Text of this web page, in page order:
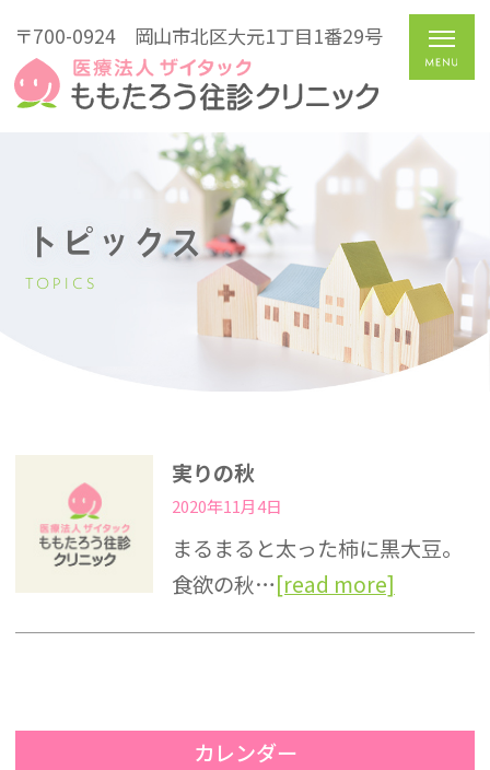
〒700-0924 岡山市北区大元1丁目1番29号
トピックス
TOPICS
実りの秋
2020年11月4日
まるまると太った柿に黒大豆。
食欲の秋…[read more]
カレンダー